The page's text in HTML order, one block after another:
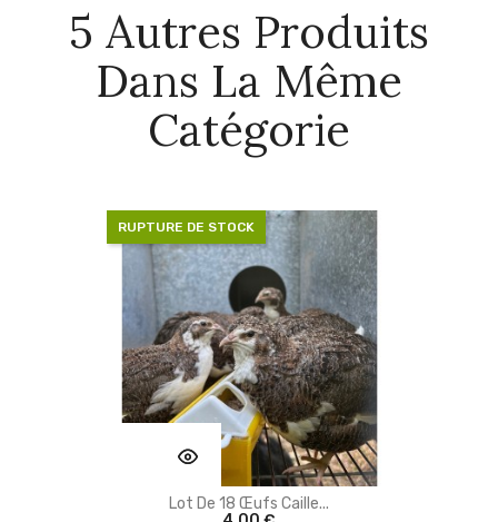
5 Autres Produits
Dans La Même
Catégorie
Lot De 18 Œufs Caille...
RUPTURE DE STOCK